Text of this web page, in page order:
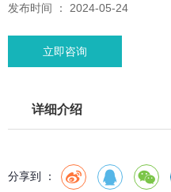
发布时间 ： 2024-05-24
立即咨询
详细介绍
分享到 ：